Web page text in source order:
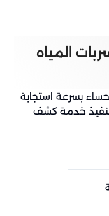
المياه
بسرعة استجابة
خدمة كشف